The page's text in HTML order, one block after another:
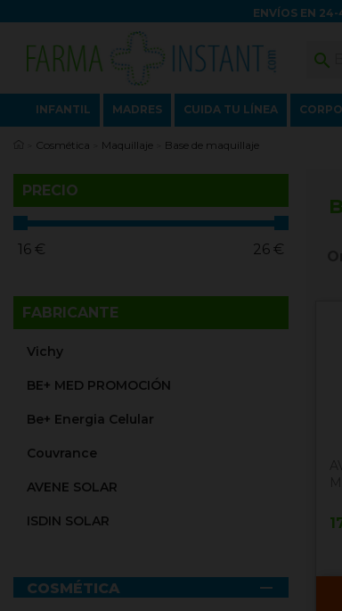
ENVÍOS EN

INFANTIL MADRES CUIDA TU LÍNEA
Cosmética Maquillaje Base de maquillaje
PRECIO
16 € 26 €
FABRICANTE
Vichy
BE+ MED PROMOCIÓN
Be+ Energia Celular
Couvrance
AVENE SOLAR
ISDIN SOLAR
COSMÉTICA 